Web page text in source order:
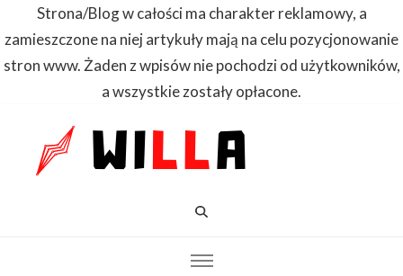
Strona/Blog w całości ma charakter reklamowy, a
zamieszczone na niej artykuły mają na celu pozycjonowanie
stron www. Żaden z wpisów nie pochodzi od użytkowników,
a wszystkie zostały opłacone.